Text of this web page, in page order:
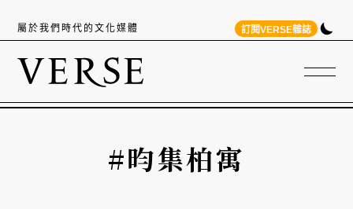
屬於我們時代的文化媒體 訂閱VERSE雜誌
#昀集柏寓